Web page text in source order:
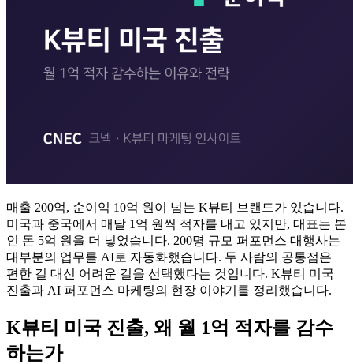
매출 200억, 순이익 10억 원이 넘는 K뷰티 브랜드가 있습니다.
미국과 중국에서 매달 1억 원씩 적자를 내고 있지만, 대표는 본
인 돈 5억 원을 더 넣었습니다. 200명 규모 퍼포먼스 대행사는
대부분의 업무를 AI로 자동화했습니다. 두 사람의 공통점은
편한 길 대신 어려운 길을 선택했다는 것입니다. K뷰티 미국
진출과 AI 퍼포먼스 마케팅의 현장 이야기를 정리했습니다.
K뷰티 미국 진출, 왜 월 1억 적자를 감수
하는가